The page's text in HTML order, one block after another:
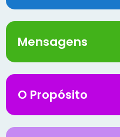
Mensagens
O Propósito